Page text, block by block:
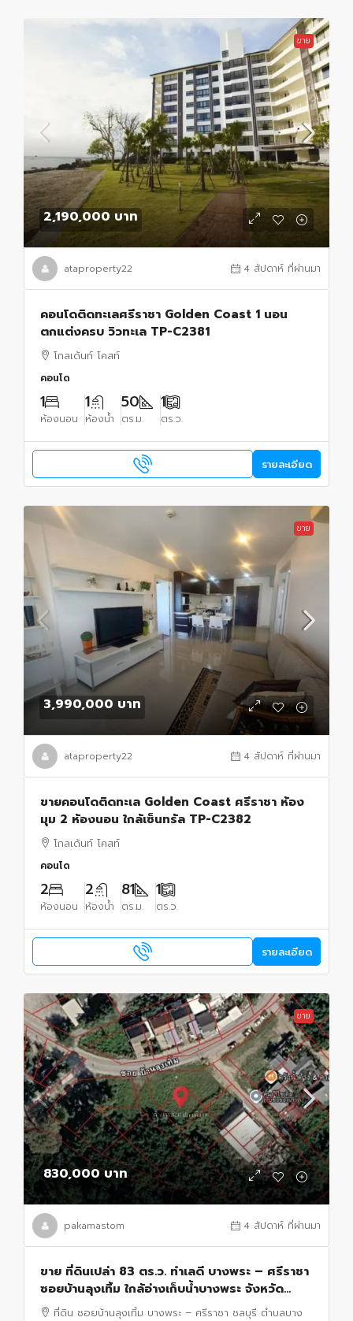
ขาย
2,190,000 บาท
ataproperty22 4 สัปดาห์ ที่ผ่านมา
คอนโดติดทะเลศรีราชา Golden Coast 1 นอน
ตกแต่งครบ วิวทะเล TP-C2381
โกลเด้นท์ โคสท์
คอนโด
1
ห้องนอน
1
ห้องน้ำ
50
ตร.ม.
1
ตร.ว.
รายละเอียด
ขาย
3,990,000 บาท
ataproperty22 4 สัปดาห์ ที่ผ่านมา
ขายคอนโดติดทะเล Golden Coast ศรีราชา ห้อง
มุม 2 ห้องนอน ใกล้เซ็นทรัล TP-C2382
โกลเด้นท์ โคสท์
คอนโด
2
ห้องนอน
2
ห้องน้ำ
81
ตร.ม.
1
ตร.ว.
รายละเอียด
ขาย
830,000 บาท
pakamastom 4 สัปดาห์ ที่ผ่านมา
ขาย ที่ดินเปล่า 83 ตร.ว. ทำเลดี บางพระ – ศรีราชา
ซอยบ้านลุงเทิ้ม ใกล้อ่างเก็บน้ำบางพระ จังหวัด
ชลบุรีที่ดิน ซอยบ้านลุงเทิ้ม บางพระ – ศรีราชา ชลบุรี ตำบลบาง